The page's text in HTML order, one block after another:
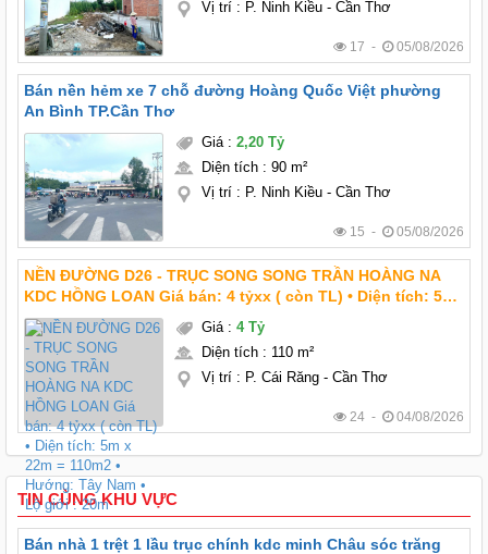
Vị trí: P. Ninh Kiều - Cần Thơ
17 - 05/08/2026
Bán nền hẻm xe 7 chỗ đường Hoàng Quốc Việt phường
An Bình TP.Cần Thơ
Giá: 2,20 Tỷ
Diện tích: 90 m²
Vị trí: P. Ninh Kiều - Cần Thơ
15 - 05/08/2026
NỀN ĐƯỜNG D26 - TRỤC SONG SONG TRẦN HOÀNG NA
KDC HỒNG LOAN Giá bán: 4 tỷxx ( còn TL) • Diện tích: 5m
x 22m = 110m2 • Hướng: Tây Nam • Lộ giới : 20m
Giá: 4 Tỷ
Diện tích: 110 m²
Vị trí: P. Cái Răng - Cần Thơ
24 - 04/08/2026
TIN CÙNG KHU VỰC
Bán nhà 1 trệt 1 lầu trục chính kdc minh Châu sóc trăng